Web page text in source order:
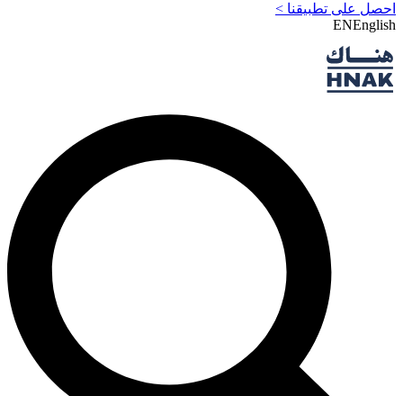
احصل على تطبيقنا >
ENEnglish